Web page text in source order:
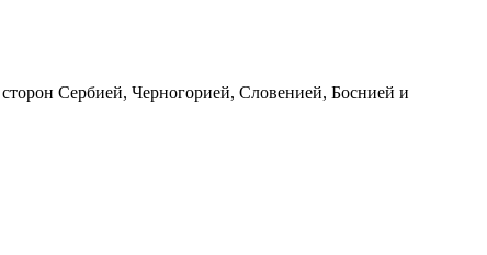
Сербией, Черногорией, Словенией, Боснией и